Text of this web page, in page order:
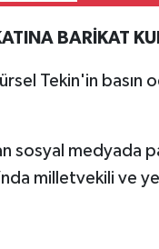
BARİKAT
Tekin'in basın
sosyal medyada
milletvekili ve